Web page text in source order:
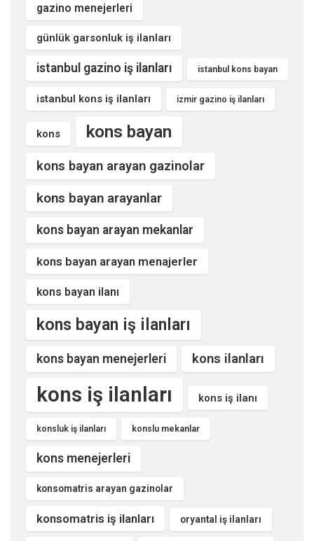
gazino menejerleri
günlük garsonluk iş ilanları
istanbul gazino iş ilanları istanbul kons bayan
istanbul kons iş ilanları izmir gazino iş ilanları
kons kons bayan
kons bayan arayan gazinolar
kons bayan arayanlar
kons bayan arayan mekanlar
kons bayan arayan menajerler
kons bayan ilanı
kons bayan iş ilanları
kons bayan menejerleri kons ilanları
kons iş ilanları kons iş ilanı
konsluk iş ilanları konslu mekanlar
kons menejerleri
konsomatris arayan gazinolar
konsomatris iş ilanları oryantal iş ilanları